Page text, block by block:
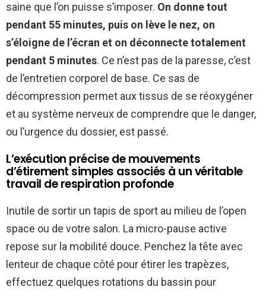
saine que l’on puisse s’imposer. On donne tout
pendant 55 minutes, puis on lève le nez, on
s’éloigne de l’écran et on déconnecte totalement
pendant 5 minutes. Ce n’est pas de la paresse, c’est
de l’entretien corporel de base. Ce sas de
décompression permet aux tissus de se réoxygéner
et au système nerveux de comprendre que le danger,
ou l’urgence du dossier, est passé.
L’exécution précise de mouvements
d’étirement simples associés à un véritable
travail de respiration profonde
Inutile de sortir un tapis de sport au milieu de l’open
space ou de votre salon. La micro-pause active
repose sur la mobilité douce. Penchez la tête avec
lenteur de chaque côté pour étirer les trapèzes,
effectuez quelques rotations du bassin pour